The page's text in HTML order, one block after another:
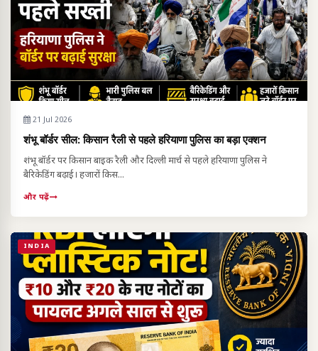
21 Jul 2026
शंभू बॉर्डर सील: किसान रैली से पहले हरियाणा पुलिस का बड़ा एक्शन
शंभू बॉर्डर पर किसान बाइक रैली और दिल्ली मार्च से पहले हरियाणा पुलिस ने
बैरिकेडिंग बढ़ाई। हजारों किस...
और पढ़ें
INDIA